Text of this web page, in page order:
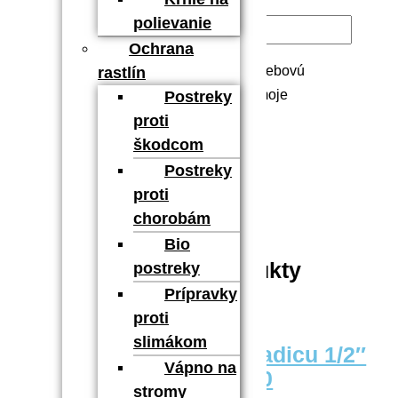
polievanie
Ochrana
rastlín
Postreky
proti
škodcom
Postreky
proti
chorobám
Bio
postreky
Prípravky
proti
slimákom
Vápno na
stromy
Uložiť moje meno, e-mail a webovú
stránku v tomto prehliadači pre moje
budúce komentáre.
Súvisiace produkty
Rýchlospojka na hadicu 1/2″
až 5/8″ GF80005020